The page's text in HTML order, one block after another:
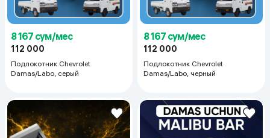
8 167 сум/мес
112 000
Подлокотник Chevrolet
Damas/Labo, серый
8 167 сум/мес
112 000
Подлокотник Chevrolet
Damas/Labo, черный